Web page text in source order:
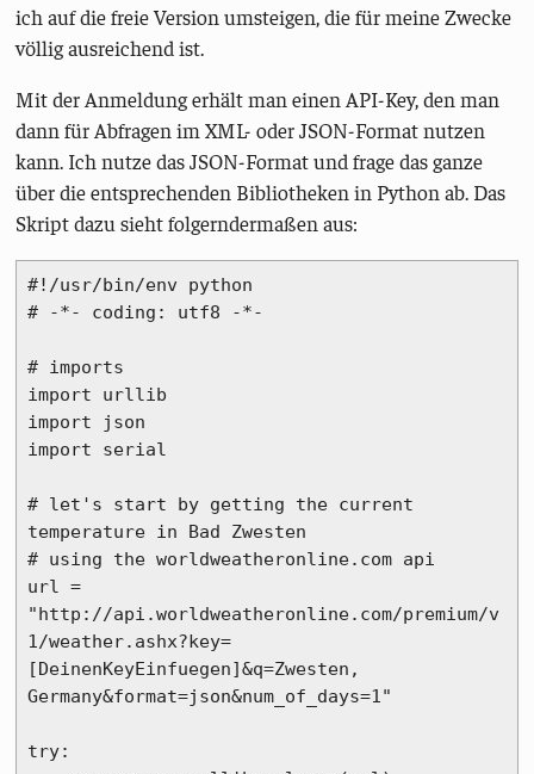
ich auf die freie Version umsteigen, die für meine Zwecke
völlig ausreichend ist.
Mit der Anmeldung erhält man einen API-Key, den man
dann für Abfragen im XML- oder JSON-Format nutzen
kann. Ich nutze das JSON-Format und frage das ganze
über die entsprechenden Bibliotheken in Python ab. Das
Skript dazu sieht folgerndermaßen aus:
#!/usr/bin/env python
# -*- coding: utf8 -*-
# imports
import urllib
import json
import serial
# let's start by getting the current
temperature in Bad Zwesten
# using the worldweatheronline.com api
url =
"http://api.worldweatheronline.com/premium/v
1/weather.ashx?key=
[DeinenKeyEinfuegen]&q=Zwesten,
Germany&format=json&num_of_days=1"
try: